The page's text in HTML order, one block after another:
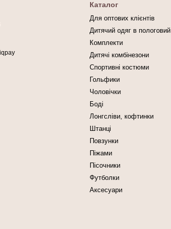
Каталог
Для оптових клієнтів
Дитячий одяг в пологовий
Комплекти
Дитячі комбінезони
Спортивні костюми
Гольфики
Чоловічки
Боді
Лонгсліви, кофтинки
Штанці
Повзунки
Піжами
Пісочники
Футболки
Аксесуари